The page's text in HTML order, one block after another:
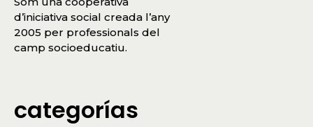
d’iniciativa social creada l’any
2005 per professionals del
camp socioeducatiu.
categorías